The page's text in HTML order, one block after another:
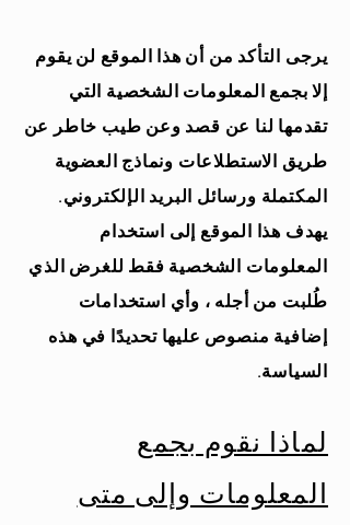
يرجى التأكد من أن هذا الموقع لن يقوم
إلا بجمع المعلومات الشخصية التي
تقدمها لنا عن قصد وعن طيب خاطر عن
طريق الاستطلاعات ونماذج العضوية
المكتملة ورسائل البريد الإلكتروني.
يهدف هذا الموقع إلى استخدام
المعلومات الشخصية فقط للغرض الذي
طُلبت من أجله ، وأي استخدامات
إضافية منصوص عليها تحديدًا في هذه
السياسة.
لماذا نقوم بجمع
المعلومات وإلى متى